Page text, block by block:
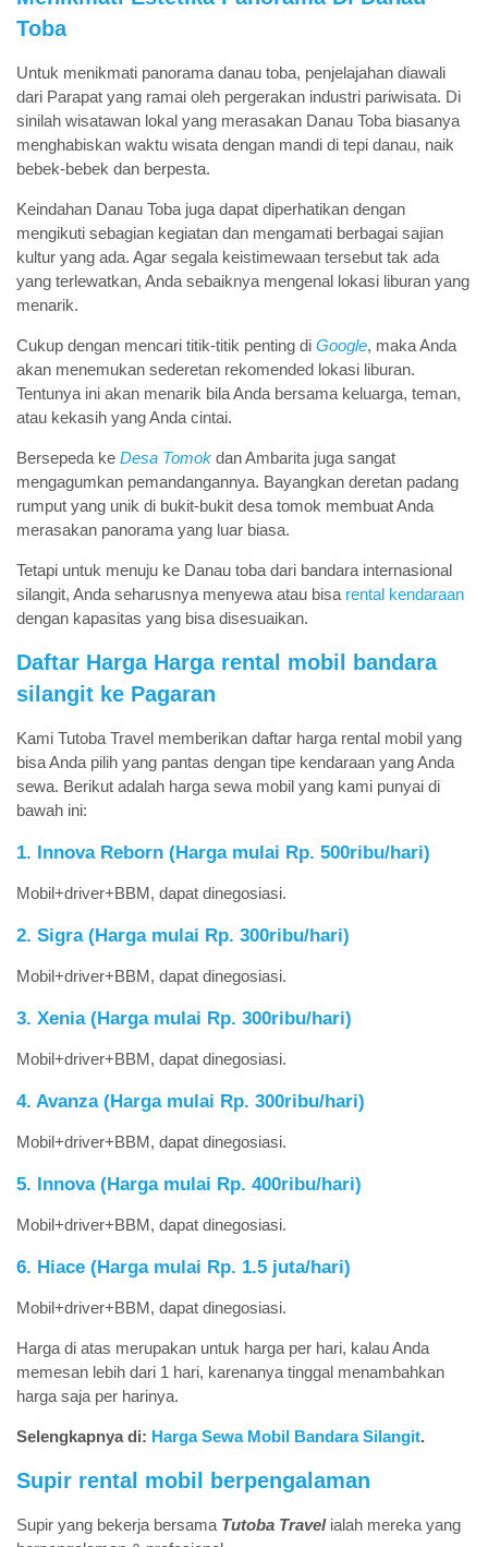
Toba
Untuk menikmati panorama danau toba, penjelajahan diawali
dari Parapat yang ramai oleh pergerakan industri pariwisata. Di
sinilah wisatawan lokal yang merasakan Danau Toba biasanya
menghabiskan waktu wisata dengan mandi di tepi danau, naik
bebek-bebek dan berpesta.
Keindahan Danau Toba juga dapat diperhatikan dengan
mengikuti sebagian kegiatan dan mengamati berbagai sajian
kultur yang ada. Agar segala keistimewaan tersebut tak ada
yang terlewatkan, Anda sebaiknya mengenal lokasi liburan yang
menarik.
Cukup dengan mencari titik-titik penting di Google, maka Anda
akan menemukan sederetan rekomended lokasi liburan.
Tentunya ini akan menarik bila Anda bersama keluarga, teman,
atau kekasih yang Anda cintai.
Bersepeda ke Desa Tomok dan Ambarita juga sangat
mengagumkan pemandangannya. Bayangkan deretan padang
rumput yang unik di bukit-bukit desa tomok membuat Anda
merasakan panorama yang luar biasa.
Tetapi untuk menuju ke Danau toba dari bandara internasional
silangit, Anda seharusnya menyewa atau bisa rental kendaraan
dengan kapasitas yang bisa disesuaikan.
Daftar Harga Harga rental mobil bandara
silangit ke Pagaran
Kami Tutoba Travel memberikan daftar harga rental mobil yang
bisa Anda pilih yang pantas dengan tipe kendaraan yang Anda
sewa. Berikut adalah harga sewa mobil yang kami punyai di
bawah ini:
1. Innova Reborn (Harga mulai Rp. 500ribu/hari)
Mobil+driver+BBM, dapat dinegosiasi.
2. Sigra (Harga mulai Rp. 300ribu/hari)
Mobil+driver+BBM, dapat dinegosiasi.
3. Xenia (Harga mulai Rp. 300ribu/hari)
Mobil+driver+BBM, dapat dinegosiasi.
4. Avanza (Harga mulai Rp. 300ribu/hari)
Mobil+driver+BBM, dapat dinegosiasi.
5. Innova (Harga mulai Rp. 400ribu/hari)
Mobil+driver+BBM, dapat dinegosiasi.
6. Hiace (Harga mulai Rp. 1.5 juta/hari)
Mobil+driver+BBM, dapat dinegosiasi.
Harga di atas merupakan untuk harga per hari, kalau Anda
memesan lebih dari 1 hari, karenanya tinggal menambahkan
harga saja per harinya.
Selengkapnya di: Harga Sewa Mobil Bandara Silangit.
Supir rental mobil berpengalaman
Supir yang bekerja bersama Tutoba Travelialah mereka yang